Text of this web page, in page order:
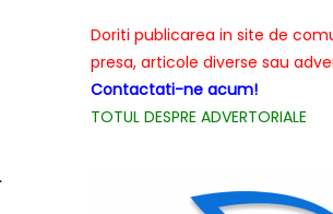
Doriti publicarea in site de
presa, articole diverse sau
Contactati-ne acum!
TOTUL DESPRE ADVERTORIALE